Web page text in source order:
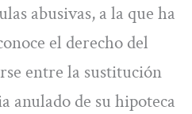
abusivas, a la que ha
el derecho del
entre la sustitución
anulado de su hipoteca